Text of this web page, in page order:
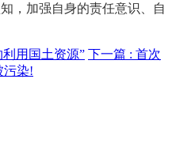
，加强自身的责任意识、自
用国土资源” 下一篇 : 首次
污染!